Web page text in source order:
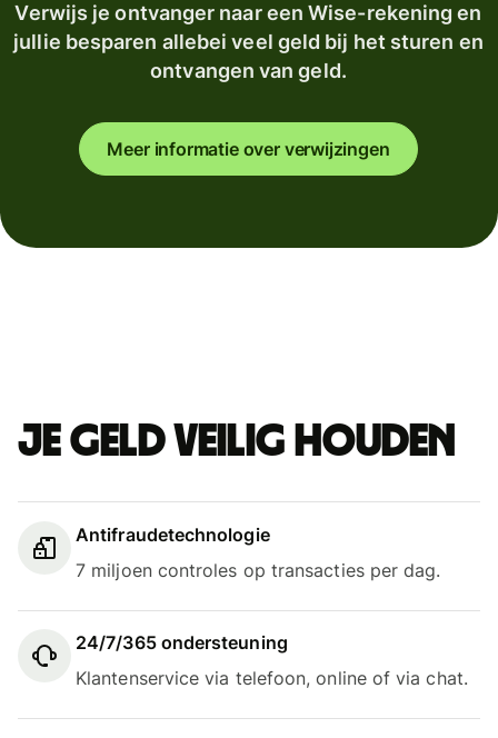
Verwijs je ontvanger naar een Wise-rekening en
jullie besparen allebei veel geld bij het sturen en
ontvangen van geld.
Meer informatie over verwijzingen
Je geld veilig houden
Antifraudetechnologie
7 miljoen controles op transacties per dag.
24/7/365 ondersteuning
Klantenservice via telefoon, online of via chat.